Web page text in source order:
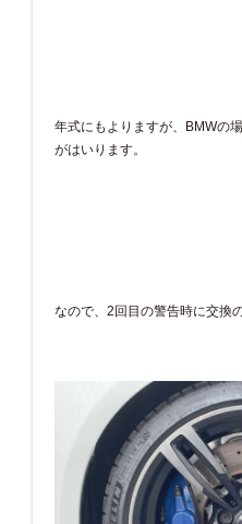
年式にもよりますが、BMWの
がはいります。
なので、2回目の警告時に交換